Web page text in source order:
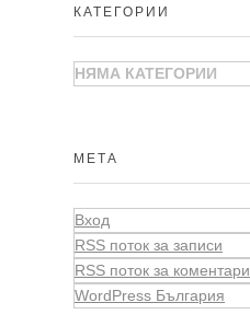
КАТЕГОРИИ
НЯМА КАТЕГОРИИ
МЕТА
Вход
RSS поток за записи
RSS поток за коментари
WordPress България